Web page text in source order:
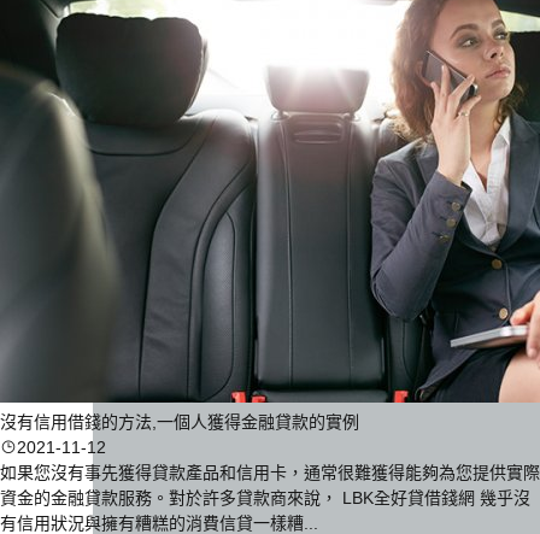
沒有信用借錢的方法,一個人獲得金融貸款的實例
2021-11-12
如果您沒有事先獲得貸款產品和信用卡，通常很難獲得能夠為您提供實際
資金的金融貸款服務。對於許多貸款商來說， LBK全好貸借錢網 幾乎沒
有信用狀況與擁有糟糕的消費信貸一樣糟...